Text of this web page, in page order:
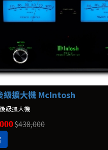
級擴大機 McIntosh
級擴大機
$438,000